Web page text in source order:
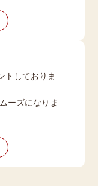
トしておりま
ーズになりま